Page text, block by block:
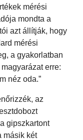
mérési
mondta a
azt állítják, hogy
mérési
a gyakorlatban
erre:
néz oda.”
az
gipszkartont
másik két